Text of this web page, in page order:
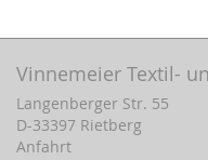
Vinnemeier Textil-
Langenberger Str. 55
D-33397 Rietberg
Anfahrt